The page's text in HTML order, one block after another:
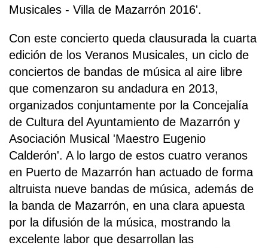
Musicales - Villa de Mazarrón 2016'.
Con este concierto queda clausurada la cuarta
edición de los Veranos Musicales, un ciclo de
conciertos de bandas de música al aire libre
que comenzaron su andadura en 2013,
organizados conjuntamente por la Concejalía
de Cultura del Ayuntamiento de Mazarrón y
Asociación Musical 'Maestro Eugenio
Calderón'. A lo largo de estos cuatro veranos
en Puerto de Mazarrón han actuado de forma
altruista nueve bandas de música, además de
la banda de Mazarrón, en una clara apuesta
por la difusión de la música, mostrando la
excelente labor que desarrollan las